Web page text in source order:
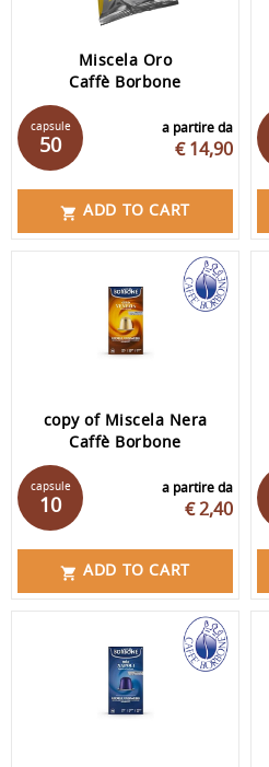
Miscela Oro
Caffè Borbone
a partire da
€ 14,90
capsule
50
 ADD TO CART
copy of Miscela Nera
Caffè Borbone
a partire da
€ 2,40
capsule
10
 ADD TO CART